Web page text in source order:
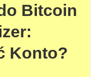
Bitcoin
Konto?